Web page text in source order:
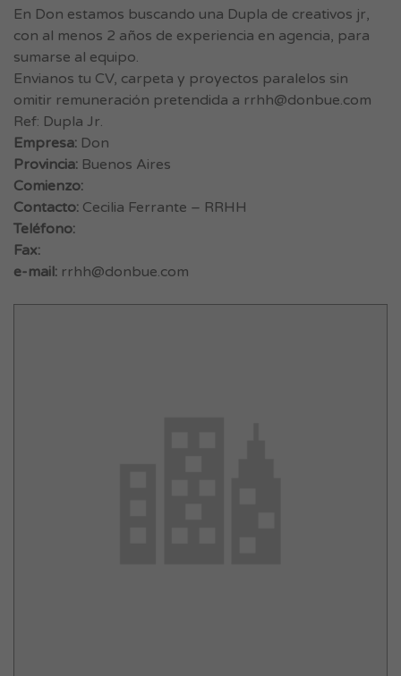
En Don estamos buscando una Dupla de creativos jr,
con al menos 2 años de experiencia en agencia, para
sumarse al equipo.
Envianos tu CV, carpeta y proyectos paralelos sin
omitir remuneración pretendida a rrhh@donbue.com
Ref: Dupla Jr.
Empresa: Don
Provincia: Buenos Aires
Comienzo:
Contacto: Cecilia Ferrante – RRHH
Teléfono:
Fax:
e-mail: rrhh@donbue.com